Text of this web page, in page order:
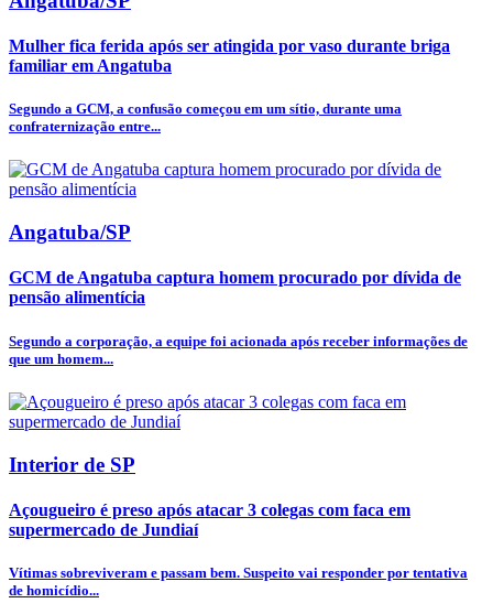
Mulher fica ferida após ser atingida por vaso durante briga
familiar em Angatuba
Segundo a GCM, a confusão começou em um sítio, durante uma
confraternização entre...
Angatuba/SP
GCM de Angatuba captura homem procurado por dívida de
pensão alimentícia
Segundo a corporação, a equipe foi acionada após receber informações de
que um homem...
Interior de SP
Açougueiro é preso após atacar 3 colegas com faca em
supermercado de Jundiaí
Vítimas sobreviveram e passam bem. Suspeito vai responder por tentativa
de homicídio...